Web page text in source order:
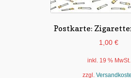
Postkarte:
1,00 €
inkl. 19 % MwSt.
zzgl.